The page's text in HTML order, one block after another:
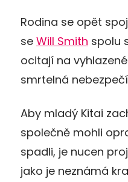
Rodina se opět
se Will Smith spolu
ocitají na
smrtelná
Aby mladý Kitai
společně mohli
spadli, je nucen
jako je neznámá